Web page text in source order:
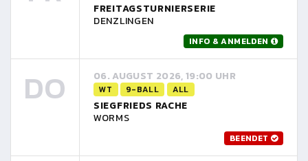
FREITAGSTURNIERSERIE
DENZLINGEN
INFO & ANMELDEN
DO 06. AUGUST 2026, 19:00 UHR
WT 9-BALL ALL
SIEGFRIEDS RACHE
WORMS
BEENDET